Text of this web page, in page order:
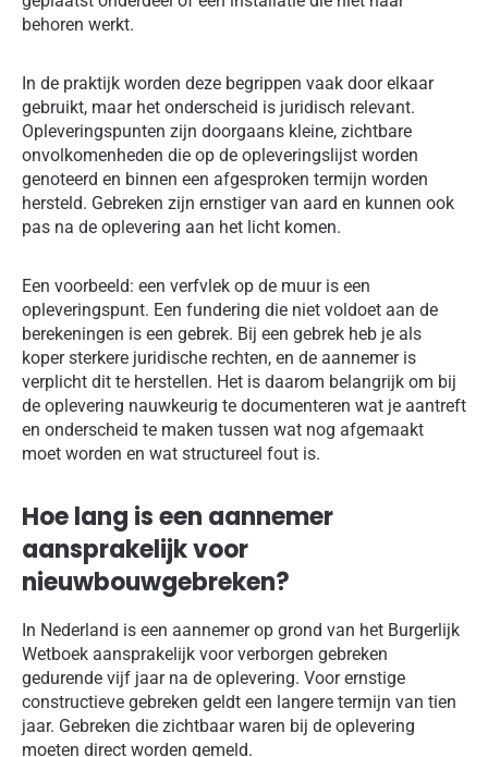
behoren werkt.
In de praktijk worden deze begrippen vaak door elkaar
gebruikt, maar het onderscheid is juridisch relevant.
Opleveringspunten zijn doorgaans kleine, zichtbare
onvolkomenheden die op de opleveringslijst worden
genoteerd en binnen een afgesproken termijn worden
hersteld. Gebreken zijn ernstiger van aard en kunnen ook
pas na de oplevering aan het licht komen.
Een voorbeeld: een verfvlek op de muur is een
opleveringspunt. Een fundering die niet voldoet aan de
berekeningen is een gebrek. Bij een gebrek heb je als
koper sterkere juridische rechten, en de aannemer is
verplicht dit te herstellen. Het is daarom belangrijk om bij
de oplevering nauwkeurig te documenteren wat je aantreft
en onderscheid te maken tussen wat nog afgemaakt
moet worden en wat structureel fout is.
Hoe lang is een aannemer
aansprakelijk voor
nieuwbouwgebreken?
In Nederland is een aannemer op grond van het Burgerlijk
Wetboek aansprakelijk voor verborgen gebreken
gedurende vijf jaar na de oplevering. Voor ernstige
constructieve gebreken geldt een langere termijn van tien
jaar. Gebreken die zichtbaar waren bij de oplevering
moeten direct worden gemeld.